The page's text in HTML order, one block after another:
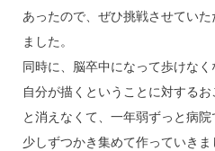
あったので、ぜひ挑戦させてい
ました。
同時に、脳卒中になって歩けな
自分が描くということに対する
と消えなくて、一年弱ずっと病院
少しずつかき集めて作っていきま